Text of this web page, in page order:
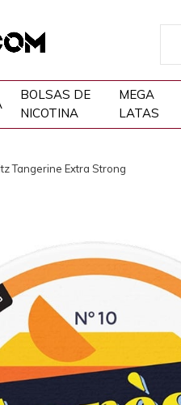
BOLSAS DE
NICOTINA
MEGA
LATAS
Tangerine Extra Strong